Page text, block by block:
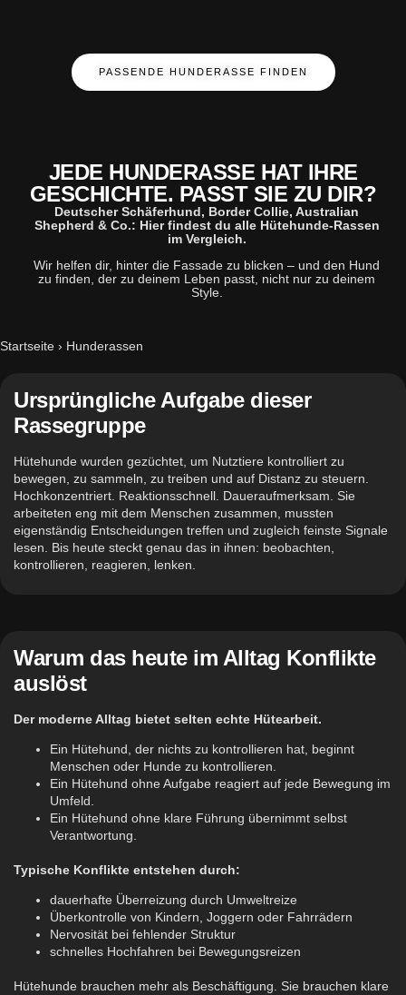
PASSENDE HUNDERASSE FINDEN
JEDE HUNDERASSE HAT IHRE
GESCHICHTE. PASST SIE ZU DIR?
Deutscher Schäferhund, Border Collie, Australian
Shepherd & Co.: Hier findest du alle Hütehunde-Rassen
im Vergleich.
Wir helfen dir, hinter die Fassade zu blicken – und den Hund
zu finden, der zu deinem Leben passt, nicht nur zu deinem
Style.
Startseite › Hunderassen
Ursprüngliche Aufgabe dieser
Rassegruppe
Hütehunde wurden gezüchtet, um Nutztiere kontrolliert zu
bewegen, zu sammeln, zu treiben und auf Distanz zu steuern.
Hochkonzentriert. Reaktionsschnell. Daueraufmerksam. Sie
arbeiteten eng mit dem Menschen zusammen, mussten
eigenständig Entscheidungen treffen und zugleich feinste Signale
lesen. Bis heute steckt genau das in ihnen: beobachten,
kontrollieren, reagieren, lenken.
Warum das heute im Alltag Konflikte
auslöst
Der moderne Alltag bietet selten echte Hütearbeit.
Ein Hütehund, der nichts zu kontrollieren hat, beginnt
Menschen oder Hunde zu kontrollieren.
Ein Hütehund ohne Aufgabe reagiert auf jede Bewegung im
Umfeld.
Ein Hütehund ohne klare Führung übernimmt selbst
Verantwortung.
Typische Konflikte entstehen durch:
dauerhafte Überreizung durch Umweltreize
Überkontrolle von Kindern, Joggern oder Fahrrädern
Nervosität bei fehlender Struktur
schnelles Hochfahren bei Bewegungsreizen
Hütehunde brauchen mehr als Beschäftigung. Sie brauchen klare